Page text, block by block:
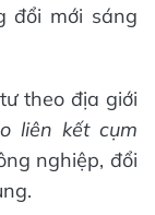
đổi mới sáng
theo địa giới
liên kết cụm
nghiệp, đổi